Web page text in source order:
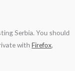
Serbia. You should
with Firefox,